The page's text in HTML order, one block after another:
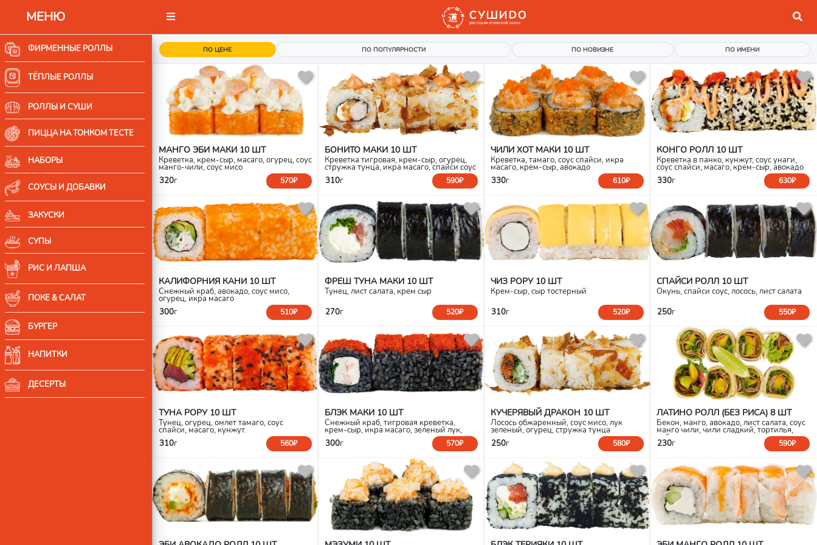
МЕНЮ
ФИРМЕННЫЕ РОЛЛЫ
ТЁПЛЫЕ РОЛЛЫ
РОЛЛЫ И СУШИ
ПИЦЦА НА ТОНКОМ ТЕСТЕ
НАБОРЫ
СОУСЫ И ДОБАВКИ
ЗАКУСКИ
СУПЫ
РИС И ЛАПША
ПОКЕ & САЛАТ
БУРГЕР
НАПИТКИ
ДЕСЕРТЫ
ПО ЦЕНЕ ПО ПОПУЛЯРНОСТИ ПО НОВИЗНЕ ПО ИМЕНИ
МАНГО ЭБИ МАКИ 10 ШТ
Креветка, крем-сыр, масаго, огурец, соус
манго-чили, соус мисо
320г 570₽
БОНИТО МАКИ 10 ШТ
Креветка тигровая, крем-сыр, огурец,
стружка тунца, икра масаго, спайси соус
310г 590₽
ЧИЛИ ХОТ МАКИ 10 ШТ
Креветка, тамаго, соус спайси, икра
масаго, крем-сыр, авокадо
330г 610₽
КОНГО РОЛЛ 10 ШТ
Креветка в панко, кунжут, соус унаги,
соус спайси, масаго, крем-сыр, авокадо
330г 630₽
КАЛИФОРНИЯ КАНИ 10 ШТ
Снежный краб, авокадо, соус мисо,
огурец, икра масаго
300г 510₽
ФРЕШ ТУНА МАКИ 10 ШТ
Тунец, лист салата, крем сыр
270г 520₽
ЧИЗ РОРУ 10 ШТ
Крем-сыр, сыр тостерный
310г 520₽
СПАЙСИ РОЛЛ 10 ШТ
Окунь, спайси соус, лосось, лист салата
250г 550₽
ТУНА РОРУ 10 ШТ
Тунец, огурец, омлет тамаго, соус
спайси, масаго, кунжут.
310г 560₽
БЛЭК МАКИ 10 ШТ
Снежный краб, тигровая креветка,
крем-сыр, икра масаго, зеленый лук,
чернила каракатицы
300г 570₽
КУЧЕРЯВЫЙ ДРАКОН 10 ШТ
Лосось обжаренный, соус мисо, лук
зеленый, огурец, стружка тунца
250г 580₽
ЛАТИНО РОЛЛ (БЕЗ РИСА) 8 ШТ
Бекон, манго, авокадо, лист салата, соус
манго чили, чили сладкий, тортилья,
лайм.
230г 590₽